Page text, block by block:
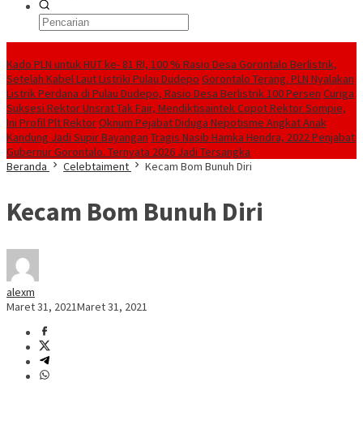
Kado PLN untuk HUT ke- 81 RI, 100 % Rasio Desa Gorontalo Berlistrik,
Setelah Kabel Laut Listriki Pulau Dudepo Gorontalo Terang. PLN Nyalakan
Listrik Perdana di Pulau Dudepo, Rasio Desa Berlistrik 100 Persen Curiga
Suksesi Rektor Unsrat Tak Fair, Mendiktisaintek Copot Rektor Sompie,
Ini Profil Plt RektorOknum Pejabat Diduga Nepotisme Angkat Anak
Kandung Jadi Supir Bayangan Tragis Nasib Hamka Hendra, 2022 Penjabat
Gubernur Gorontalo. Ternyata 2026 Jadi Tersangka
Beranda
Celebtaiment Kecam Bom Bunuh Diri
Kecam Bom Bunuh Diri
alexm
Maret 31, 2021Maret 31, 2021